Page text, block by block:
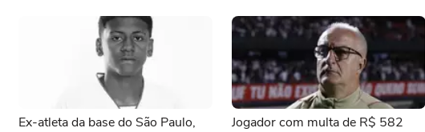
Ex-atleta da base do São Paulo,
Jogador com multa de R$ 582